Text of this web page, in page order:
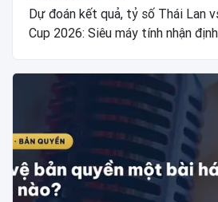
Dự đoán kết quả, tỷ số Thái Lan
Cup 2026: Siêu máy tính nhận